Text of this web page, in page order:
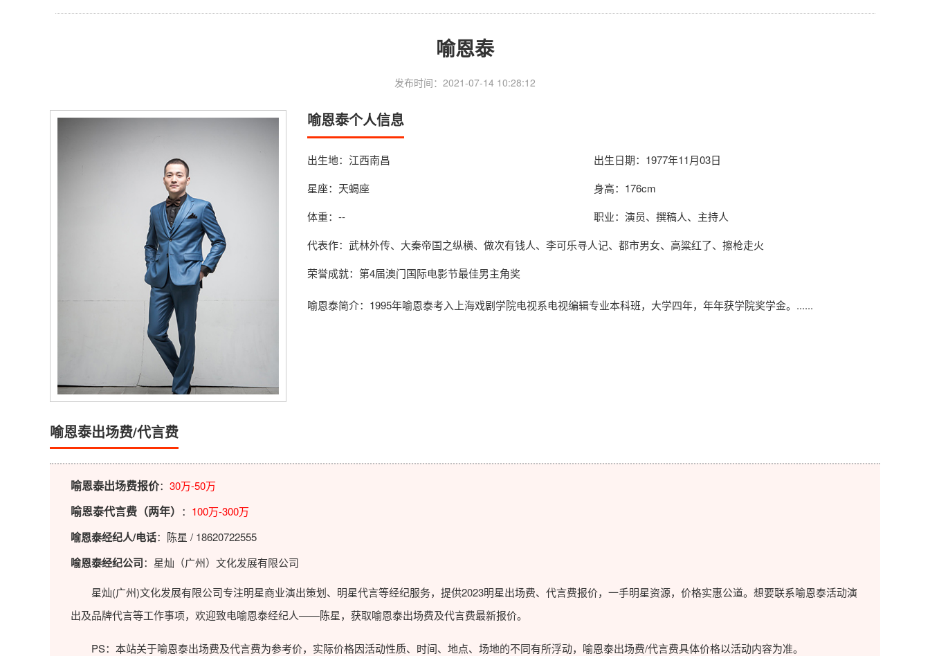
喻恩泰
发布时间：2021-07-14 10:28:12
喻恩泰个人信息
出生地：江西南昌
出生日期：1977年11月03日
星座：天蝎座
身高：176cm
体重：--
职业：演员、撰稿人、主持人
代表作：武林外传、大秦帝国之纵横、做次有钱人、李可乐寻人记、都市男女、高粱红了、擦枪走火
荣誉成就：第4届澳门国际电影节最佳男主角奖
喻恩泰简介：1995年喻恩泰考入上海戏剧学院电视系电视编辑专业本科班，大学四年，年年获学院奖学金。......
喻恩泰出场费/代言费
喻恩泰出场费报价： 30万-50万
喻恩泰代言费（两年） ： 100万-300万
喻恩泰经纪人/电话：陈星 / 18620722555
喻恩泰经纪公司：星灿（广州）文化发展有限公司
星灿(广州)文化发展有限公司专注明星商业演出策划、明星代言等经纪服务，提供2023明星出场费、代言费报价，一手明星资源，价格实惠公道。想要联系喻恩泰活动演
出及品牌代言等工作事项，欢迎致电喻恩泰经纪人——陈星，获取喻恩泰出场费及代言费最新报价。
PS：本站关于喻恩泰出场费及代言费为参考价，实际价格因活动性质、时间、地点、场地的不同有所浮动，喻恩泰出场费/代言费具体价格以活动内容为准。